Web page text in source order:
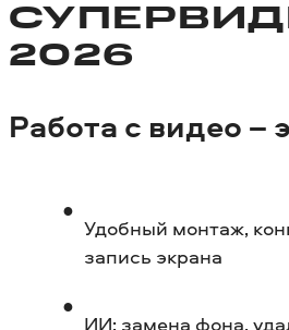
2026
Работа с видео –
Удобный монтаж,
запись экрана
ИИ: замена фона,